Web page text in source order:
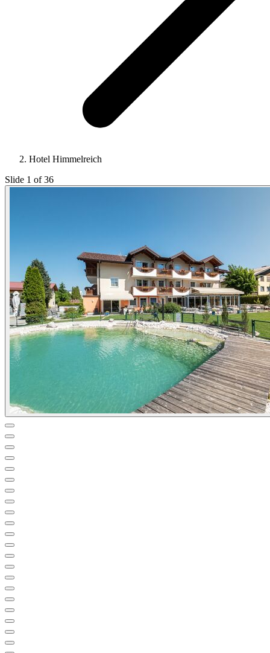
Hotel Himmelreich
Slide 1 of 36